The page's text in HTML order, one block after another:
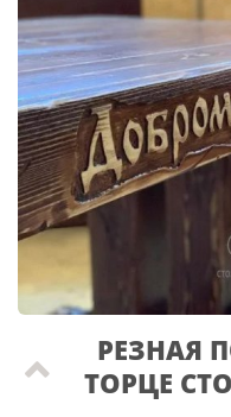
РЕЗНАЯ
ТОРЦЕ